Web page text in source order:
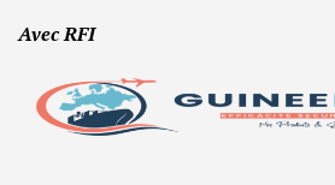
Avec RFI